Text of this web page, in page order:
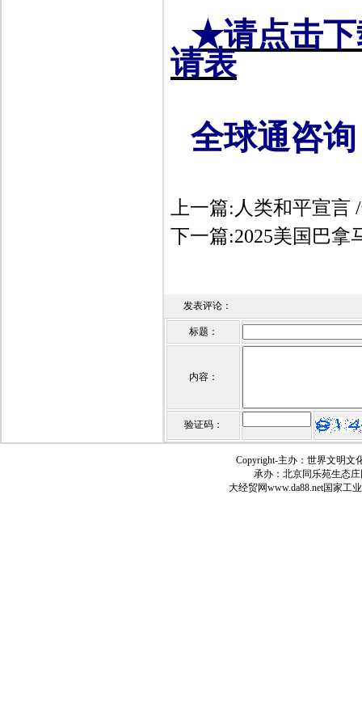
★请点击下
请表
全球通咨
上一篇: 人类和平宣言
下一篇:2025美国巴拿
发表评论：
标题：
内容：
验证码：
Copyright-主办：世界文明文
承办：北京同乐苑生态
大经贸网www.da88.net国家工